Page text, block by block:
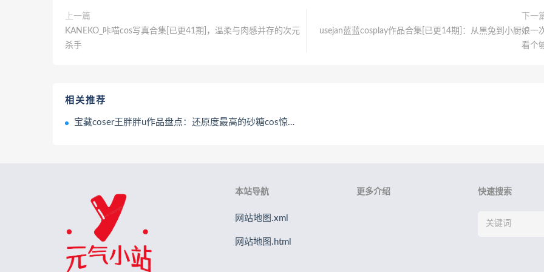
上一篇
KANEKO_咔喵cos写真合集[已更41期]，温柔与肉感并存的次元
杀手
下一
usejan蓝蓝cosplay作品合集[已更14期]：从黑兔到小厨娘一
看个
相关推荐
宝藏coser王胖胖u作品盘点：还原度最高的砂糖cos惊艳亮相
本站导航
网站地图.xml
网站地图.html
更多介绍 快速搜索